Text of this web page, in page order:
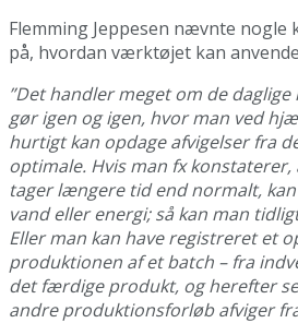
Flemming Jeppesen nævnte nogle
på, hvordan værktøjet kan
”Det handler meget om de
gør igen og igen, hvor man ved
hurtigt kan opdage afvigelser fra
optimale. Hvis man fx konstaterer,
tager længere tid end normalt,
vand eller energi; så kan man
Eller man kan have registreret et
produktionen af et batch – fra
det færdige produkt, og herefter
andre produktionsforløb afviger